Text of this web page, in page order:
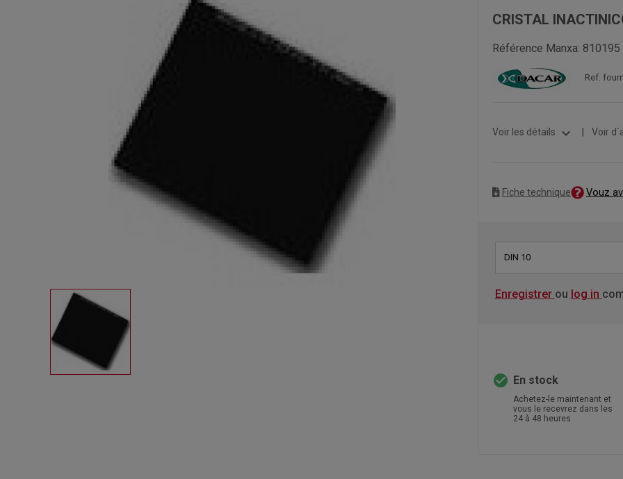
CRISTAL
Référence Manxa: 810195
Ref.
Voir les détails expand_more Voir
Fiche technique Vouz
DIN 10
Enregistrer ou log in
check_circle En stock
Achetez-le maintenant et
vous le recevrez dans les
24 à 48 heures